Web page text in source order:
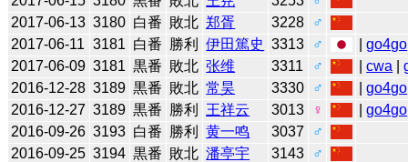
2017-06-13 3180 白番 敗北 郑胥 3228
♂
2017-06-11 3181 白番 勝利 伊田篤史 3313 ♂ |go4go
2017-06-09 3181 黒番 敗北 张维 3311 ♂ |cwa |
2016-12-28 3189 黒番 敗北 常昊 3330 ♂ |go4go
2016-12-27 3189 黒番 勝利 王祥云 3013 ♀ |go4go
2016-09-26 3193 白番 勝利 黄一鸣 3037
♂
2016-09-25 3194 黒番 敗北 潘亭宇 3143
♂